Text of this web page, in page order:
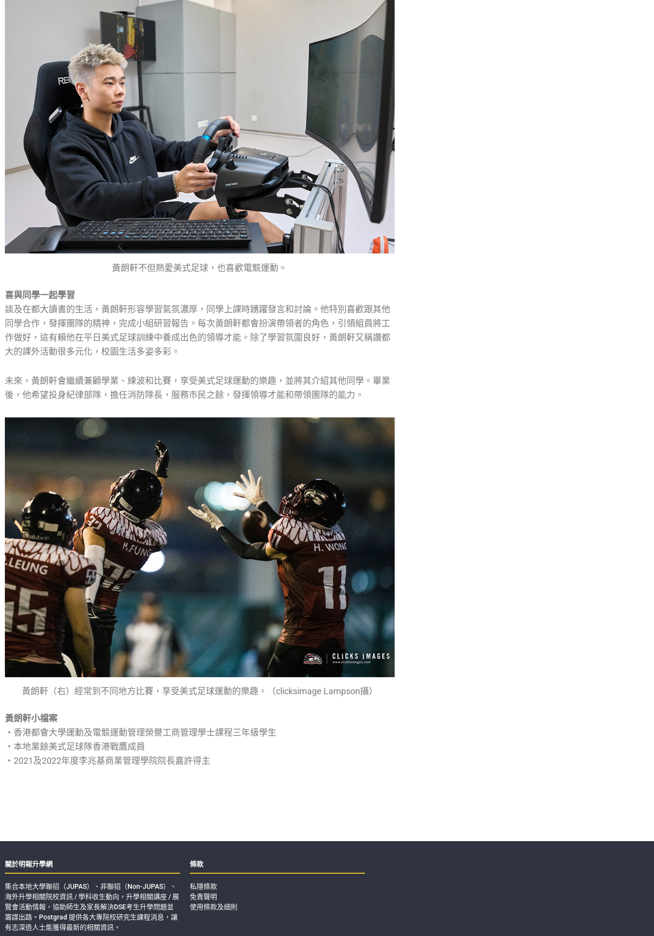
黃朗軒不但熱愛美式足球，也喜歡電競運動。
喜與同學一起學習
談及在都大讀書的生活，黃朗軒形容學習氣氛濃厚，同學上課時踴躍發言和討論。他特別喜歡跟其他
同學合作，發揮團隊的精神，完成小組研習報告。每次黃朗軒都會扮演帶領者的角色，引領組員將工
作做好，這有賴他在平日美式足球訓練中養成出色的領導才能。除了學習氛圍良好，黃朗軒又稱讚都
大的課外活動很多元化，校園生活多姿多彩。
未來，黃朗軒會繼續兼顧學業、練波和比賽，享受美式足球運動的樂趣，並將其介紹其他同學。畢業
後，他希望投身紀律部隊，擔任消防隊長，服務市民之餘，發揮領導才能和帶領團隊的能力。
黃朗軒（右）經常到不同地方比賽，享受美式足球運動的樂趣。（clicksimage Lampson攝）
黃朗軒小檔案
‧香港都會大學運動及電競運動管理榮譽工商管理學士課程三年級學生
‧本地業餘美式足球隊香港戰鷹成員
‧2021及2022年度李兆基商業管理學院院長嘉許得主
關於明報升學網
集合本地大學聯招（JUPAS）、非聯招（Non-JUPAS）、
海外升學相關院校資訊 / 學科收生動向，升學相關講座 / 展
覽會活動情報，協助師生及家長解決DSE考生升學問題並
籌謀出路。Postgrad 提供各大專院校研究生課程消息，讓
有志深造人士能獲得最新的相關資訊。
條款
私隱條款
免責聲明
使用條款及細則